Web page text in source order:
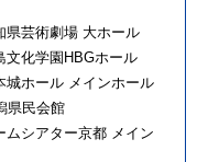
芸術劇場 大ホール
園HBGホール
ル メインホール
会館
ター京都 メイン